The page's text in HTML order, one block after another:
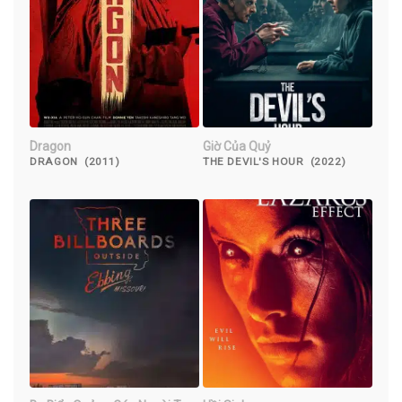
Dragon
DRAGON (2011)
Giờ Của Quỷ
THE DEVIL'S HOUR (2022)